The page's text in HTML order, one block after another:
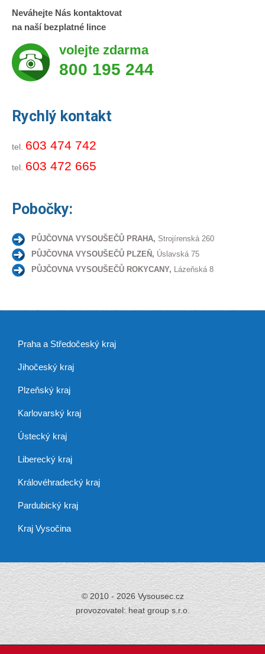
Neváhejte Nás kontaktovat
na naší bezplatné lince
volejte zdarma
800 195 244
Rychlý kontakt
tel. 603 474 742
tel. 603 472 665
Pobočky:
PŮJČOVNA VYSOUŠEČŮ PRAHA, Strojírenská 260
PŮJČOVNA VYSOUŠEČŮ PLZEŇ, Úslavská 75
PŮJČOVNA VYSOUŠEČŮ ROKYCANY, Lázeňská 8
Praha a Středočeský kraj
Jihočeský kraj
Plzeňský kraj
Karlovarský kraj
Ústecký kraj
Liberecký kraj
Královéhradecký kraj
Pardubický kraj
Kraj Vysočina
© 2010 - 2026 Vysousec.cz
provozovatel: heat group s.r.o.
Již přes 30 letzajišťujeme odstraňování